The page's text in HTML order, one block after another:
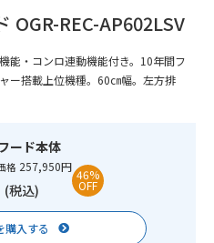
OGR-REC-AP602LSV
能・コンロ連動機能付き。10年間フ
ー搭載上位機種。60㎝幅。左方排
ード本体
格 257,950円
(税込)
46%
OFF
購入する